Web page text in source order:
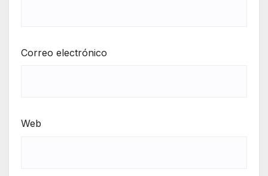
Correo electrónico
Web